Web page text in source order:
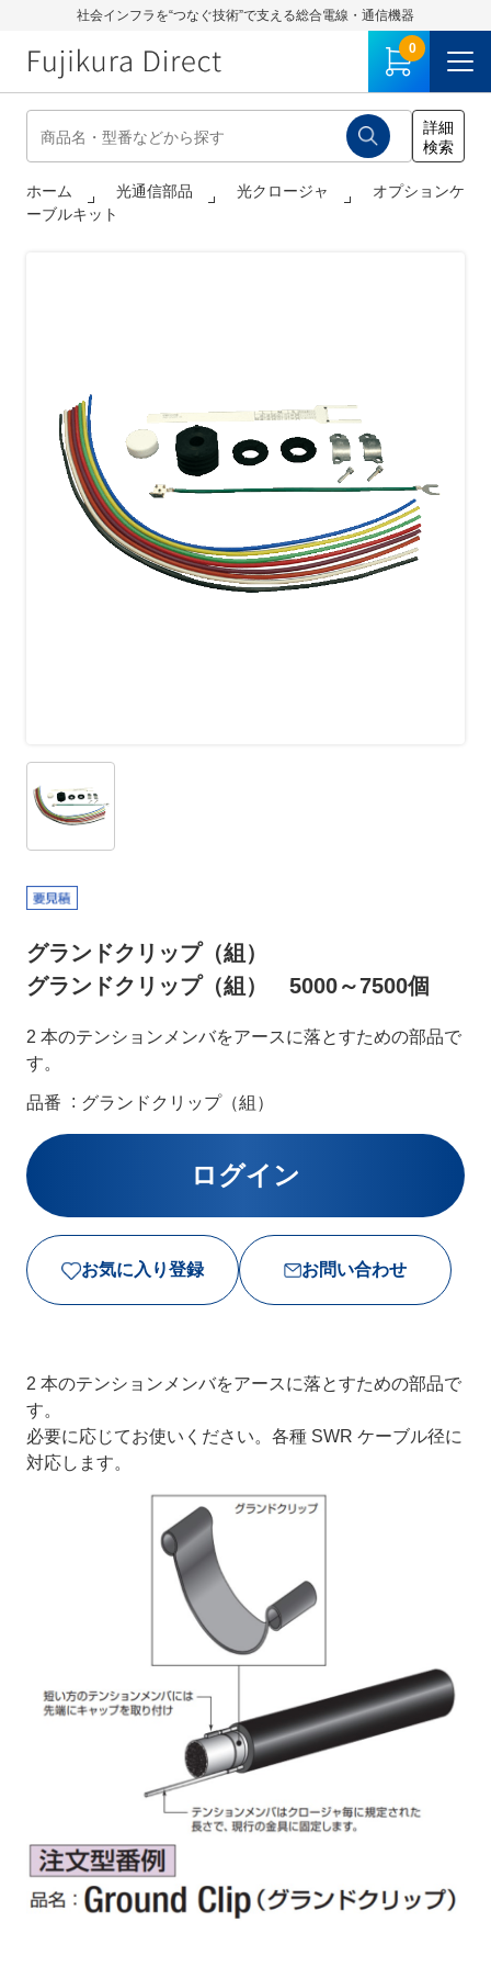
社会インフラを“つなぐ技術”で支える総合電線・通信機器
0
ホーム 光通信部品 光クロージャ
オプションケ
ーブルキット
グランドクリップ（組）
グランドクリップ（組） 5000～7500個
2 本のテンションメンバをアースに落とすための部品で
す。
品番 グランドクリップ（組）
お気に入り登録 お問い合わせ
2 本のテンションメンバをアースに落とすための部品で
す。
必要に応じてお使いください。各種 SWR ケーブル径に
対応します。